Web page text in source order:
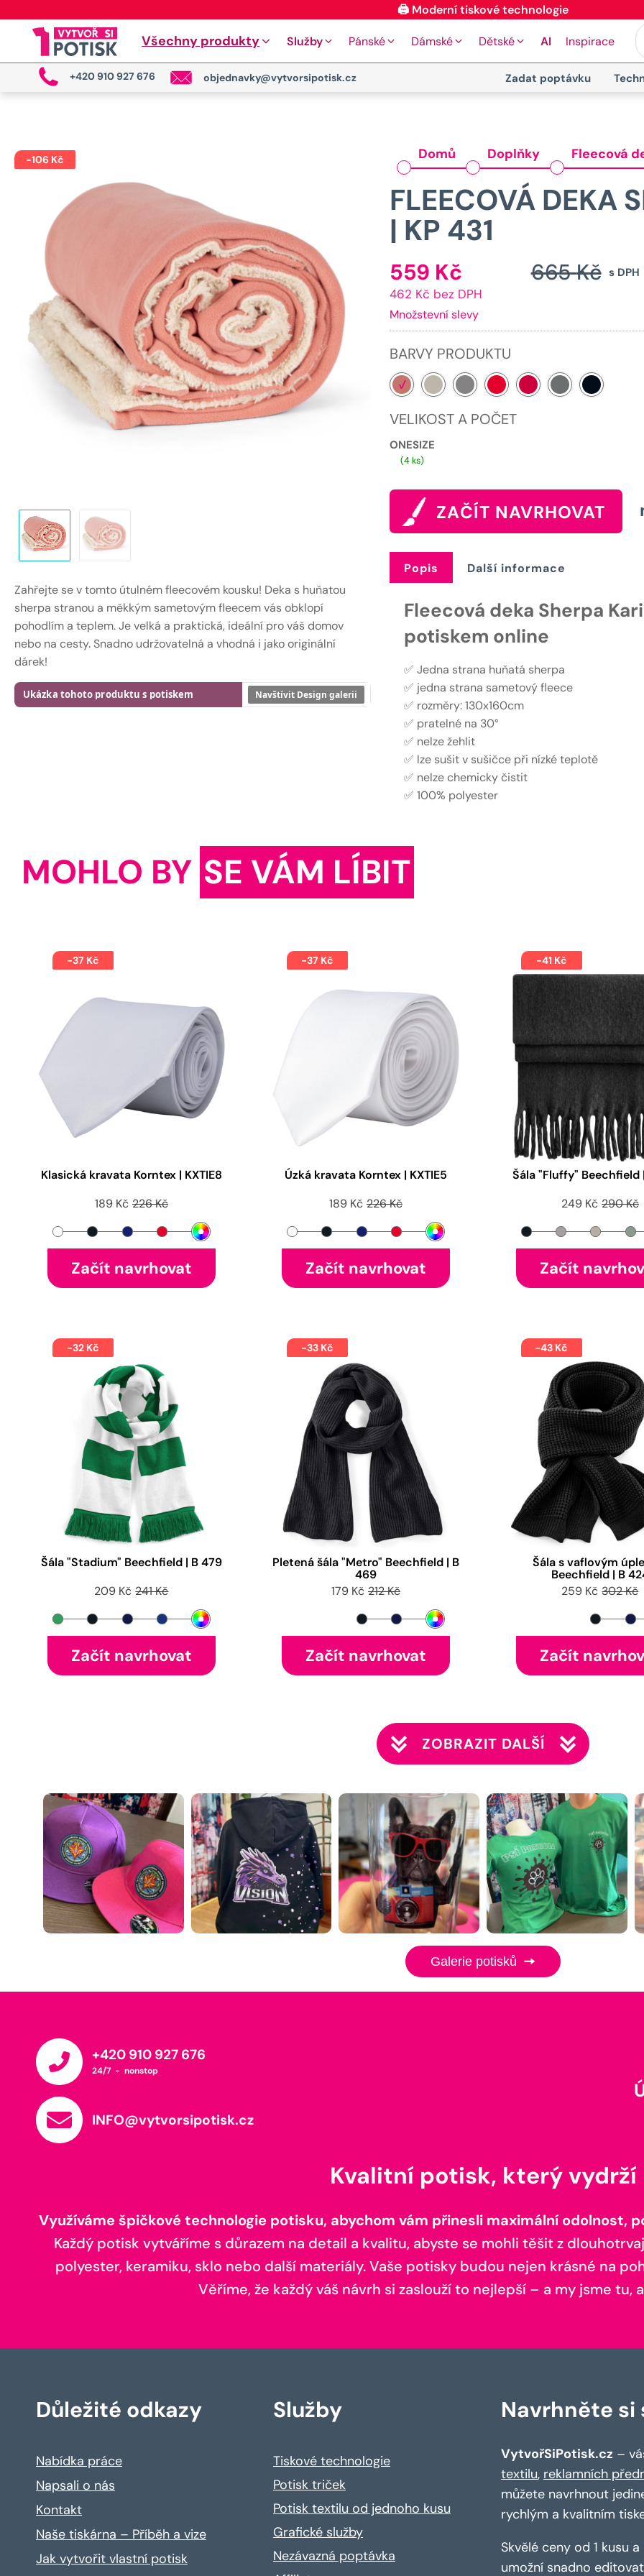
🖨️ Moderní tiskové technologie
Všechny produkty Služby Pánské Dámské Dětské AI Inspirace
+420 910 927 676 objednavky@vytvorsipotisk.cz Zadat poptávku
-106 Kč
Zahřejte se v tomto útulném fleecovém kousku! Deka s huňatou
sherpa stranou a měkkým sametovým fleecem vás obklopí
pohodlím a teplem. Je velká a praktická, ideální pro váš domov
nebo na cesty. Snadno udržovatelná a vhodná i jako originální
dárek!
Ukázka tohoto produktu s potiskem Navštívit Design galerii
Domů Doplňky Fleecová
FLEECOVÁ DEKA
| KP 431
s DPH
665Kč
559 KčAktuální
cena
je:
462 Kč bez DPH
Množstevní slevy
BARVY PRODUKTU
VELIKOST A POČET
ONESIZE
(4 ks)
ZAČÍT NAVRHOVAT
Popis Další informace
Fleecová deka Sherpa
potiskem online
✅ Jedna strana huňatá sherpa
✅ jedna strana sametový fleece
✅ rozměry: 130x160cm
✅ pratelné na 30°
✅ nelze žehlit
✅ lze sušit v sušičce při nízké teplotě
✅ nelze chemicky čistit
✅ 100% polyester
MOHLO BY SE VÁM LÍBIT
-37 Kč
Klasická kravata Korntex | KXTIE8
189 Kč 226 Kč
Začít navrhovat
-37 Kč
Úzká kravata Korntex | KXTIE5
189 Kč 226 Kč
Začít navrhovat
-41 Kč
Šála "Fluffy" Beechfield
249 Kč 290 Kč
Začít
-32 Kč
Šála "Stadium" Beechfield | B 479
209 Kč 241 Kč
Začít navrhovat
-33 Kč
Pletená šála "Metro" Beechfield | B
469
179 Kč 212 Kč
Začít navrhovat
-43 Kč
Šála s vaflovým
Beechfield | B
259 Kč 302 Kč
Začít
ZOBRAZIT DALŠÍ
Galerie potisků
+420 910 927 676
24/7 - nonstop
INFO@vytvorsipotisk.cz
Kvalitní potisk, který vydrží
Využíváme špičkové technologie potisku, abychom vám přinesli maximální odolnost,
Každý potisk vytváříme s důrazem na detail a kvalitu, abyste se mohli těšit z
polyester, keramiku, sklo nebo další materiály. Vaše potisky budou nejen krásné na
Věříme, že každý váš návrh si zaslouží to nejlepší – a my jsme tu,
Důležité odkazy
Nabídka práce
Napsali o nás
Kontakt
Naše tiskárna – Příběh a vize
Jak vytvořit vlastní potisk
Služby
Tiskové technologie
Potisk triček
Potisk textilu od jednoho kusu
Grafické služby
Nezávazná poptávka
Navrhněte
VytvořSiPotisk.cz –
textilu, reklamních
můžete navrhnout
rychlým a kvalitním
Skvělé ceny od 1 kusu
umožní snadno